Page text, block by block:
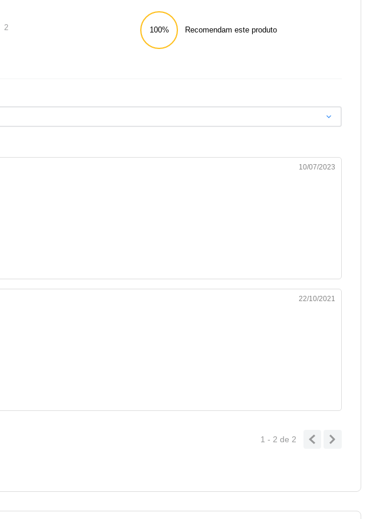
2 100% Recomendam este produto
10/07/2023
22/10/2021
1 - 2 de 2